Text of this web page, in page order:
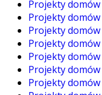
Projekty
Projekty
Projekty domów
Projekty
Projekty
Projekty domów
Projekty